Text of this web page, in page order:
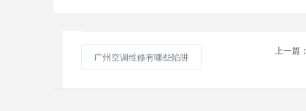
上一篇：
广州空调维修有哪些陷阱